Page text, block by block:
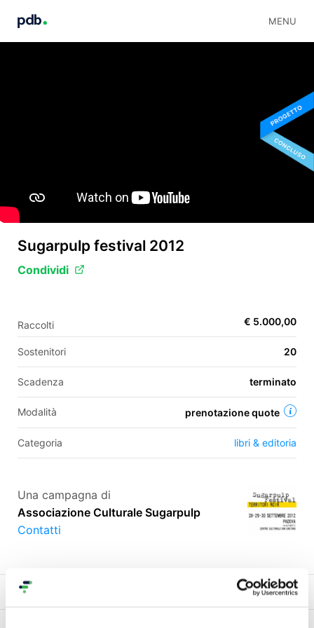
MENU
IT
EN
ES
Sugarpulp festival 2012
Condividi
Raccolti € 5.000,00
Sostenitori 20
Scadenza terminato
Modalità prenotazione quote
Categoria libri & editoria
Una campagna di
Associazione Culturale Sugarpulp
Contatti
Progetto Condividi